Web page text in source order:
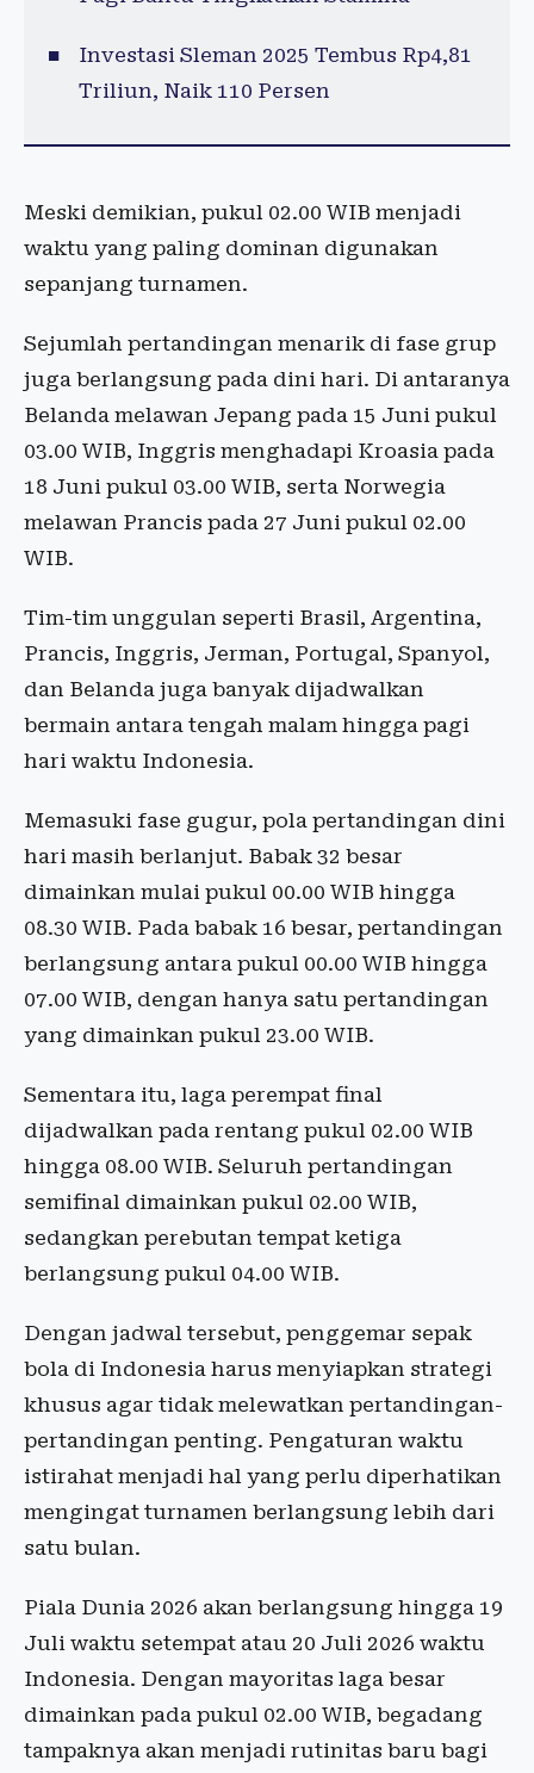
Investasi Sleman 2025 Tembus Rp4,81
Triliun, Naik 110 Persen
Meski demikian, pukul 02.00 WIB menjadi
waktu yang paling dominan digunakan
sepanjang turnamen.
Sejumlah pertandingan menarik di fase grup
juga berlangsung pada dini hari. Di antaranya
Belanda melawan Jepang pada 15 Juni pukul
03.00 WIB, Inggris menghadapi Kroasia pada
18 Juni pukul 03.00 WIB, serta Norwegia
melawan Prancis pada 27 Juni pukul 02.00
WIB.
Tim-tim unggulan seperti Brasil, Argentina,
Prancis, Inggris, Jerman, Portugal, Spanyol,
dan Belanda juga banyak dijadwalkan
bermain antara tengah malam hingga pagi
hari waktu Indonesia.
Memasuki fase gugur, pola pertandingan dini
hari masih berlanjut. Babak 32 besar
dimainkan mulai pukul 00.00 WIB hingga
08.30 WIB. Pada babak 16 besar, pertandingan
berlangsung antara pukul 00.00 WIB hingga
07.00 WIB, dengan hanya satu pertandingan
yang dimainkan pukul 23.00 WIB.
Sementara itu, laga perempat final
dijadwalkan pada rentang pukul 02.00 WIB
hingga 08.00 WIB. Seluruh pertandingan
semifinal dimainkan pukul 02.00 WIB,
sedangkan perebutan tempat ketiga
berlangsung pukul 04.00 WIB.
Dengan jadwal tersebut, penggemar sepak
bola di Indonesia harus menyiapkan strategi
khusus agar tidak melewatkan pertandingan-
pertandingan penting. Pengaturan waktu
istirahat menjadi hal yang perlu diperhatikan
mengingat turnamen berlangsung lebih dari
satu bulan.
Piala Dunia 2026 akan berlangsung hingga 19
Juli waktu setempat atau 20 Juli 2026 waktu
Indonesia. Dengan mayoritas laga besar
dimainkan pada pukul 02.00 WIB, begadang
tampaknya akan menjadi rutinitas baru bagi